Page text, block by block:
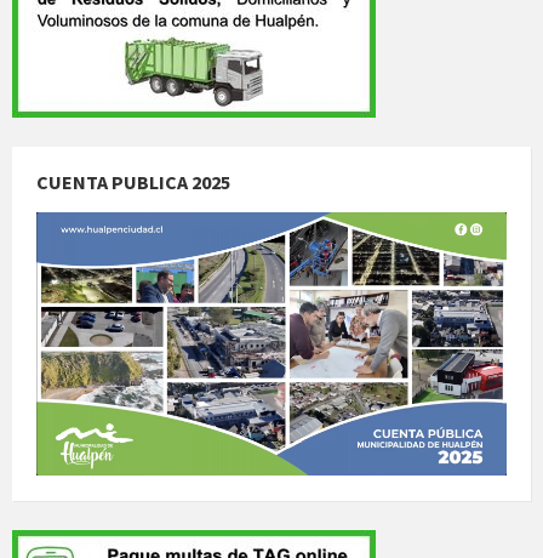
CUENTA PUBLICA 2025